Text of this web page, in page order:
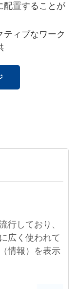
配置することが
ティブなワーク
行しており、
広く使われて
情報）を表示